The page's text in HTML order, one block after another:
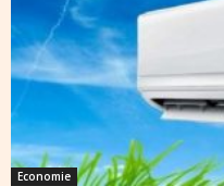
Economie